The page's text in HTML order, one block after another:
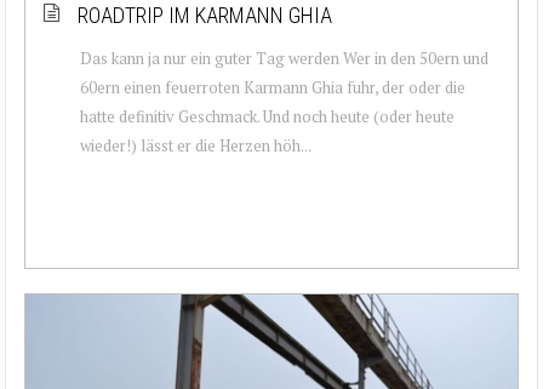
ROADTRIP IM KARMANN GHIA
Das kann ja nur ein guter Tag werden Wer in den 50ern und
60ern einen feuerroten Karmann Ghia fuhr, der oder die
hatte definitiv Geschmack. Und noch heute (oder heute
wieder!) lässt er die Herzen höh...